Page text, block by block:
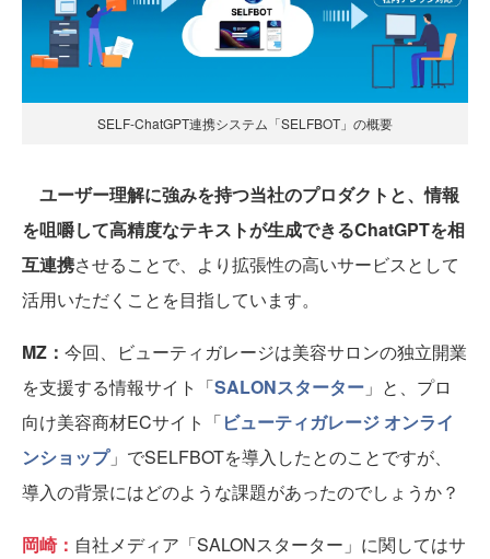
SELF-ChatGPT連携システム「SELFBOT」の概要
ユーザー理解に強みを持つ当社のプロダクトと、情報
を咀嚼して高精度なテキストが生成できるChatGPTを相
互連携させることで、より拡張性の高いサービスとして
活用いただくことを目指しています。
MZ： 今回、ビューティガレージは美容サロンの独立開業
を支援する情報サイト「SALONスターター 」と、プロ
向け美容商材ECサイト「ビューティガレージ オンライ
ンショップ」でSELFBOTを導入したとのことですが、
導入の背景にはどのような課題があったのでしょうか？
岡崎： 自社メディア「SALONスターター」に関してはサ